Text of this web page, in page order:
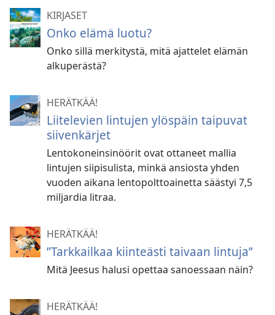
KIRJASET
Onko elämä luotu?
Onko sillä merkitystä, mitä ajattelet elämän
alkuperästä?
HERÄTKÄÄ!
Liitelevien lintujen ylöspäin taipuvat
siivenkärjet
Lentokoneinsinöörit ovat ottaneet mallia
lintujen siipisulista, minkä ansiosta yhden
vuoden aikana lentopolttoainetta säästyi 7,5
miljardia litraa.
HERÄTKÄÄ!
”Tarkkailkaa kiinteästi taivaan lintuja”
Mitä Jeesus halusi opettaa sanoessaan näin?
HERÄTKÄÄ!